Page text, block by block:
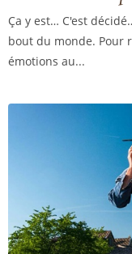
Ça y est… C'est
bout du monde. Pour
émotions au...